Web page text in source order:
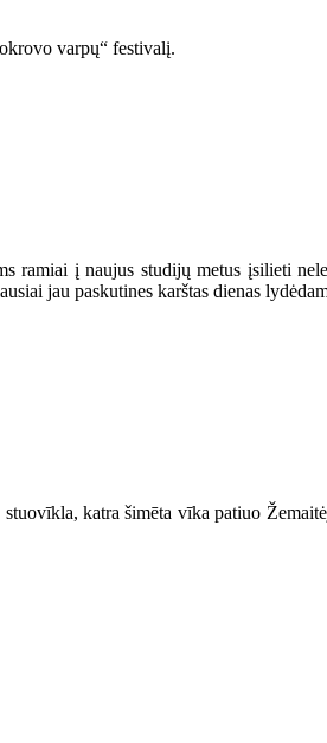
varpų“ festivalį.
į naujus studijų metus įsilieti
jau paskutines karštas dienas
katra šimēta vīka patiuo